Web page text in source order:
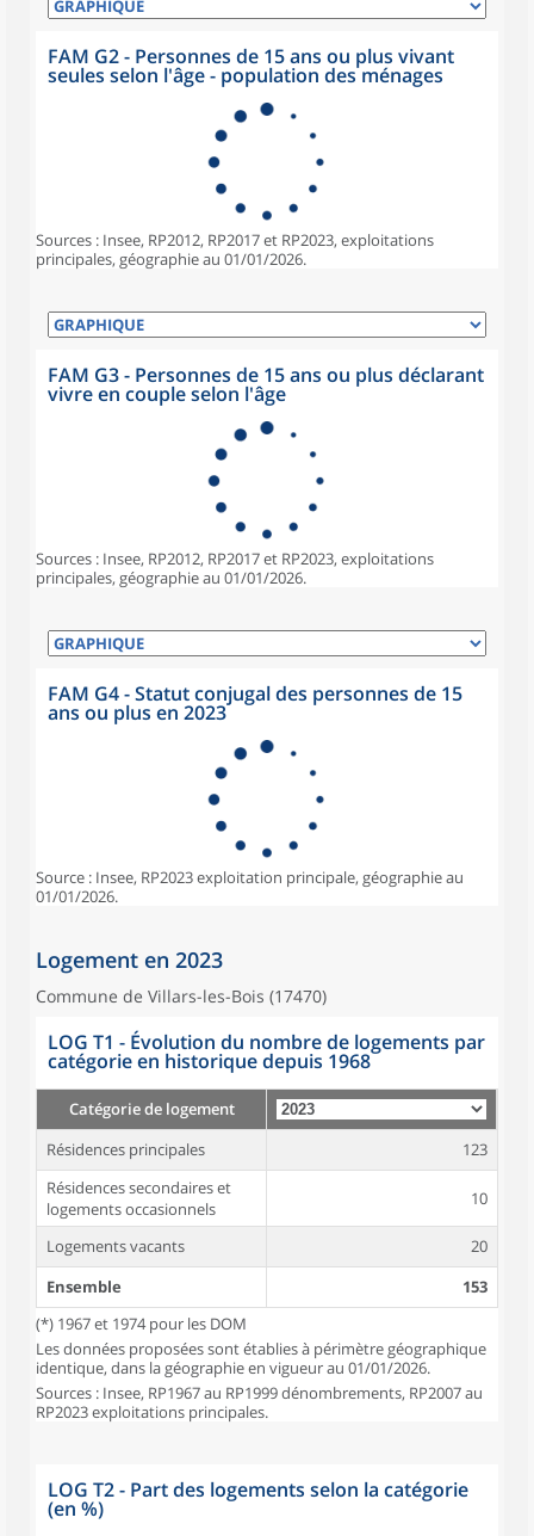
FAM G2 - Personnes de 15 ans ou plus vivant
seules selon l'âge - population des ménages
Sources : Insee, RP2012, RP2017 et RP2023, exploitations
principales, géographie au 01/01/2026.
FAM G3 - Personnes de 15 ans ou plus déclarant
vivre en couple selon l'âge
Sources : Insee, RP2012, RP2017 et RP2023, exploitations
principales, géographie au 01/01/2026.
FAM G4 - Statut conjugal des personnes de 15
ans ou plus en 2023
Source : Insee, RP2023 exploitation principale, géographie au
01/01/2026.
Logement en 2023
Commune de Villars-les-Bois (17470)
LOG T1 - Évolution du nombre de logements par
catégorie en historique depuis 1968
Catégorie de logement
Résidences principales
123
Résidences secondaires et
logements occasionnels
10
Logements vacants
20
Ensemble
153
(*) 1967 et 1974 pour les DOM
Les données proposées sont établies à périmètre géographique
identique, dans la géographie en vigueur au 01/01/2026.
Sources : Insee, RP1967 au RP1999 dénombrements, RP2007 au
RP2023 exploitations principales.
LOG T2 - Part des logements selon la catégorie
(en %)